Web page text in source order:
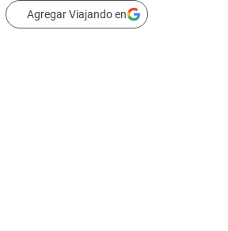
Agregar Viajando en